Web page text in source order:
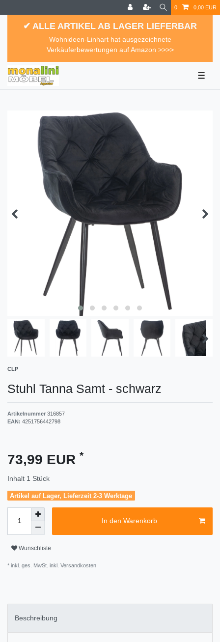
0 0,00 EUR
✔ ALLE ARTIKEL AB LAGER LIEFERBAR
Wohnideen-Linhart hat ausgezeichnete
Verkäuferbewertungen auf Amazon >>>>
☰
CLP
Stuhl Tanna Samt - schwarz
Artikelnummer 316857
EAN: 4251756442798
73,99 EUR *
Inhalt 1 Stück
Artikel auf Lager, Lieferzeit 2-3 Werktage
In den Warenkorb
Wunschliste
* inkl. ges. MwSt. inkl. Versandkosten
Beschreibung